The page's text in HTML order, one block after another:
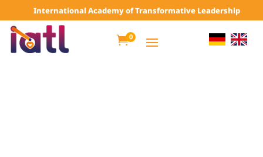
International Academy of Transformative Leadership
0